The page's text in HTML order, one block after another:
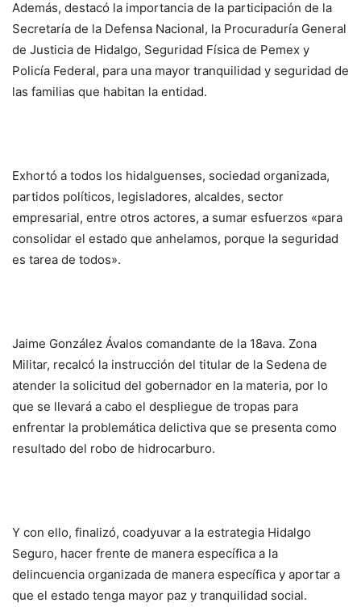
Además, destacó la importancia de la participación de la
Secretaría de la Defensa Nacional, la Procuraduría General
de Justicia de Hidalgo, Seguridad Física de Pemex y
Policía Federal, para una mayor tranquilidad y seguridad de
las familias que habitan la entidad.
Exhortó a todos los hidalguenses, sociedad organizada,
partidos políticos, legisladores, alcaldes, sector
empresarial, entre otros actores, a sumar esfuerzos «para
consolidar el estado que anhelamos, porque la seguridad
es tarea de todos».
Jaime González Ávalos comandante de la 18ava. Zona
Militar, recalcó la instrucción del titular de la Sedena de
atender la solicitud del gobernador en la materia, por lo
que se llevará a cabo el despliegue de tropas para
enfrentar la problemática delictiva que se presenta como
resultado del robo de hidrocarburo.
Y con ello, finalizó, coadyuvar a la estrategia Hidalgo
Seguro, hacer frente de manera específica a la
delincuencia organizada de manera específica y aportar a
que el estado tenga mayor paz y tranquilidad social.